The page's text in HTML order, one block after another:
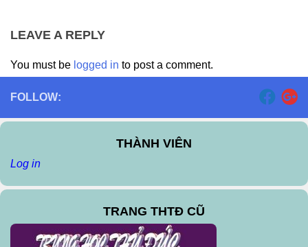
LEAVE A REPLY
You must be logged in to post a comment.
FOLLOW:
THÀNH VIÊN
Log in
TRANG THTĐ CŨ